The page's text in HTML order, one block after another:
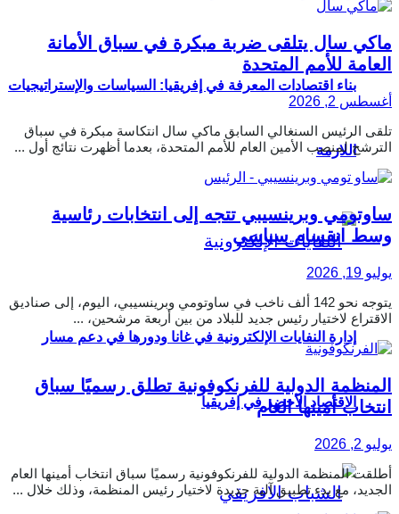
بناء اقتصادات المعرفة في إفريقيا: السياسات والإستراتيجيات
اللازمة
إدارة النفايات الإلكترونية في غانا ودورها في دعم مسار
الاقتصاد الأخضر في إفريقيا
ماكي سال يتلقى ضربة مبكرة في سباق الأمانة
العامة للأمم المتحدة
أغسطس 2, 2026
تلقى الرئيس السنغالي السابق ماكي سال انتكاسة مبكرة في سباق
الترشح لمنصب الأمين العام للأمم المتحدة، بعدما أظهرت نتائج أول ...
ساوتومي وبرينسيبي تتجه إلى انتخابات رئاسية
وسط انقسام سياسي
يوليو 19, 2026
يتوجه نحو 142 ألف ناخب في ساوتومي وبرينسيبي، اليوم، إلى صناديق
الاقتراع لاختيار رئيس جديد للبلاد من بين أربعة مرشحين، ...
المنظمة الدولية للفرنكوفونية تطلق رسميًا سباق
انتخاب أمينها العام
يوليو 2, 2026
أطلقت المنظمة الدولية للفرنكوفونية رسميًا سباق انتخاب أمينها العام
الجديد، مع بدء تطبيق آلية جديدة لاختيار رئيس المنظمة، وذلك خلال ...